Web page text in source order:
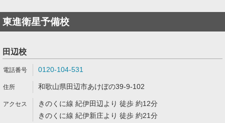
東進衛星予備校
田辺校
0120-104-531
和歌山県田辺市あけぼの39-9-102
きのくに線 紀伊田辺より 徒歩 約12分
きのくに線 紀伊新庄より 徒歩 約21分